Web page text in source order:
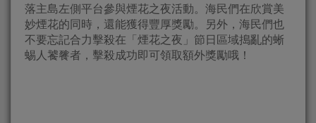
落主島左側平台參與煙花之夜活動。海民們在欣賞美
妙煙花的同時，還能獲得豐厚獎勵。另外，海民們也
不要忘記合力擊殺在「煙花之夜」節日區域搗亂的蜥
蜴人饕餮者，擊殺成功即可領取額外獎勵哦！